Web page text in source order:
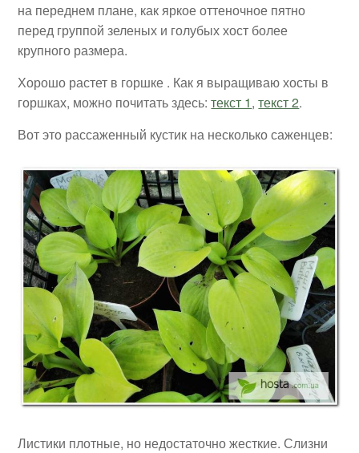
на переднем плане, как яркое оттеночное пятно
перед группой зеленых и голубых хост более
крупного размера.
Хорошо растет в горшке . Как я выращиваю хосты в
горшках, можно почитать здесь:текст 1,текст 2.
Вот это рассаженный кустик на несколько саженцев:
Листики плотные, но недостаточно жесткие. Слизни